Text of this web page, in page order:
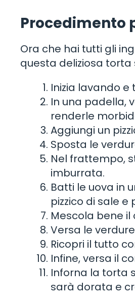
Procedimento
Ora che hai tutti gli
questa deliziosa
Inizia lavando
In una padella,
renderle
Aggiungi un
Sposta le
Nel frattempo,
imburrata.
Batti le uova in
pizzico di sale e
Mescola bene
Versa le
Ricopri il tutto
Infine, versa il
Inforna la torta
sarà dorata e